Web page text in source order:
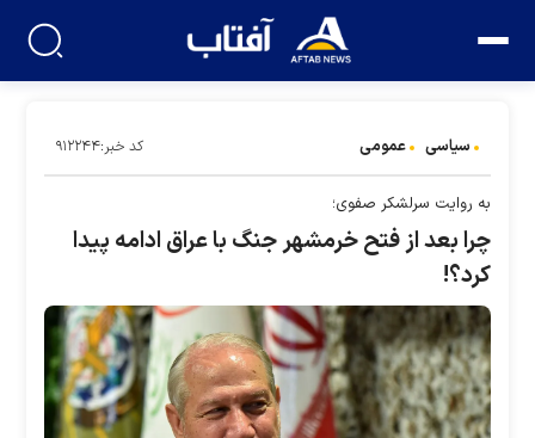
سیاسی عمومی کد خبر:۹۱۲۲۴۴
به روایت سرلشکر صفوی؛
چرا بعد از فتح خرمشهر جنگ با عراق ادامه پیدا
کرد؟!